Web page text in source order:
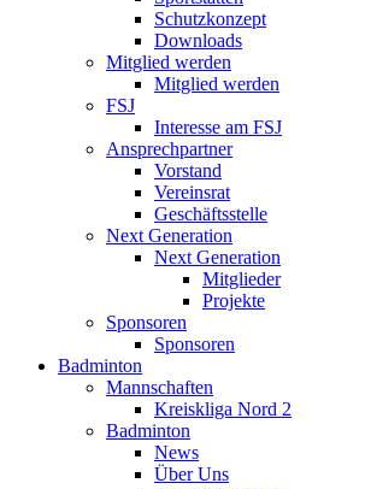
Schutzkonzept
Downloads
Mitglied werden
Mitglied werden
FSJ
Interesse am FSJ
Ansprechpartner
Vorstand
Vereinsrat
Geschäftsstelle
Next Generation
Next Generation
Mitglieder
Projekte
Sponsoren
Sponsoren
Badminton
Mannschaften
Kreiskliga Nord 2
Badminton
News
Über Uns